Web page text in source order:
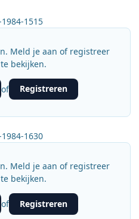
1515
Meld je aan of registreer
bekijken.
of Registreren
1630
Meld je aan of registreer
bekijken.
of Registreren